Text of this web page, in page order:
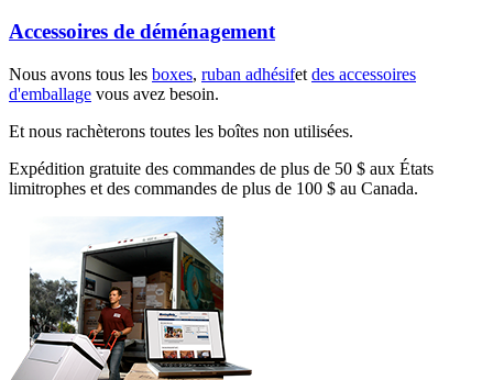
Accessoires de déménagement
Nous avons tous les boxes, ruban adhésifet des accessoires
d'emballage vous avez besoin.
Et nous rachèterons toutes les boîtes non utilisées.
Expédition gratuite des commandes de plus de 50 $ aux États
limitrophes et des commandes de plus de 100 $ au Canada.